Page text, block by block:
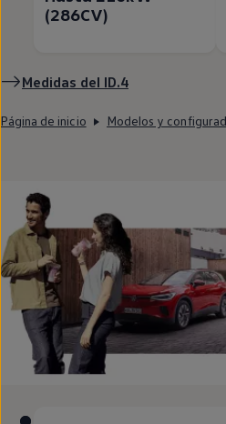
(286CV)
Medidas del ID.4
Página de inicio Modelos y